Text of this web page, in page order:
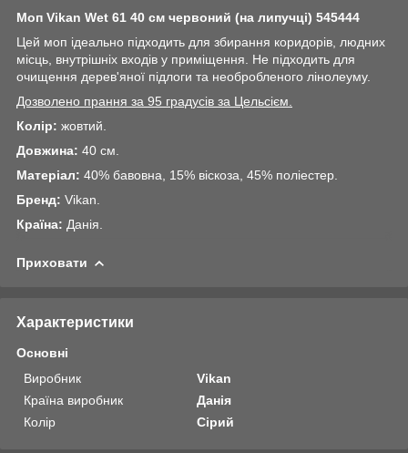
Моп Vikan Wet 61 40 см червоний (на липучці) 545444
Цей моп ідеально підходить для збирання коридорів, людних
місць, внутрішніх входів у приміщення. Не підходить для
очищення дерев'яної підлоги та необробленого лінолеуму.
Дозволено прання за 95 градусів за Цельсієм.
Колір: жовтий.
Довжина: 40 см.
Матеріал: 40% бавовна, 15% віскоза, 45% поліестер.
Бренд: Vikan.
Країна: Данія.
Приховати
Характеристики
Основні
Виробник
Vikan
Країна виробник
Данія
Колір
Сірий